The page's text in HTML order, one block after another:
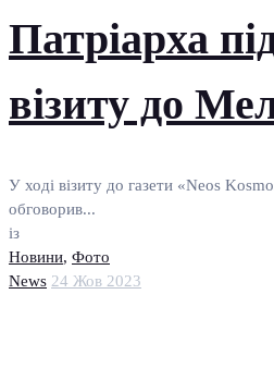
Патріарха
візиту до
У ході візиту до газети «Neos
обговорив...
із
Новини, Фото
News 24 Жов 2023